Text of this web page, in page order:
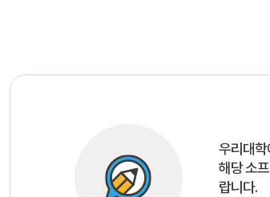
우리대학
해당 소
랍니다.